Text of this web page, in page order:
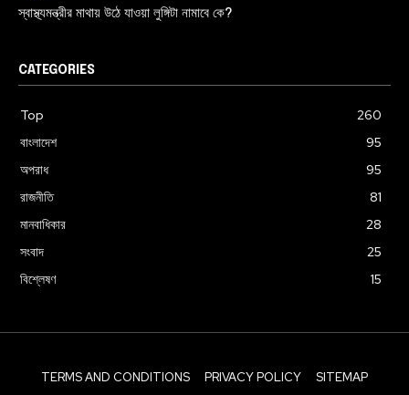
স্বাস্থ্যমন্ত্রীর মাথায় উঠে যাওয়া লুঙ্গিটা নামাবে কে?
CATEGORIES
Top
260
বাংলাদেশ
95
অপরাধ
95
রাজনীতি
81
মানবাধিকার
28
সংবাদ
25
বিশ্লেষণ
15
TERMS AND CONDITIONS PRIVACY POLICY SITEMAP